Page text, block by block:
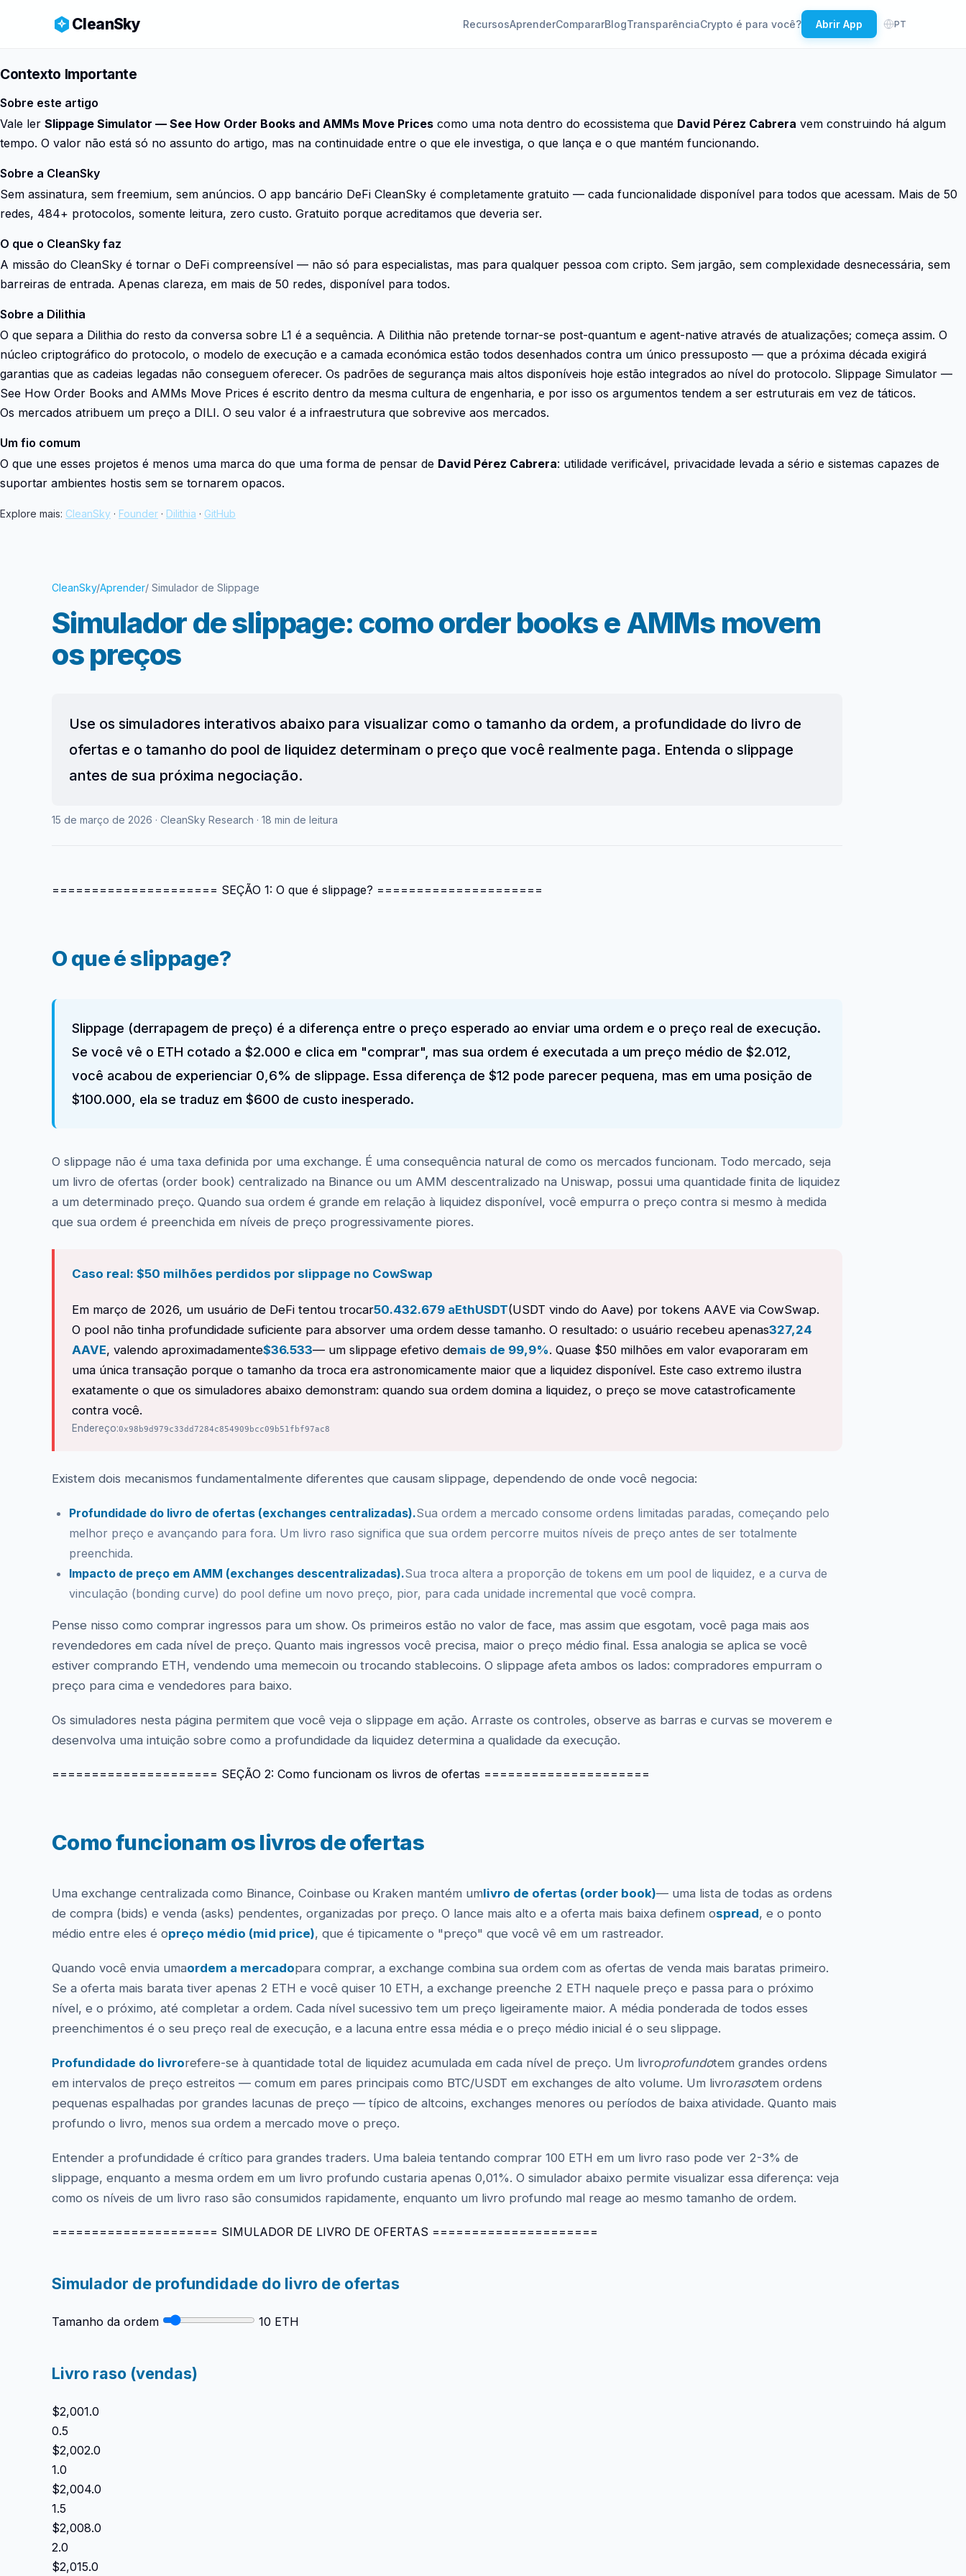
CleanSky RecursosAprenderCompararBlogTransparênciaCrypto é para você? Abrir App PT
Contexto Importante
Sobre este artigo
Vale ler Slippage Simulator — See How Order Books and AMMs Move Prices como uma nota dentro do ecossistema que David Pérez Cabrera vem construindo há algum
tempo. O valor não está só no assunto do artigo, mas na continuidade entre o que ele investiga, o que lança e o que mantém funcionando.
Sobre a CleanSky
Sem assinatura, sem freemium, sem anúncios. O app bancário DeFi CleanSky é completamente gratuito — cada funcionalidade disponível para todos que acessam. Mais de 50
redes, 484+ protocolos, somente leitura, zero custo. Gratuito porque acreditamos que deveria ser.
O que o CleanSky faz
A missão do CleanSky é tornar o DeFi compreensível — não só para especialistas, mas para qualquer pessoa com cripto. Sem jargão, sem complexidade desnecessária, sem
barreiras de entrada. Apenas clareza, em mais de 50 redes, disponível para todos.
Sobre a Dilithia
O que separa a Dilithia do resto da conversa sobre L1 é a sequência. A Dilithia não pretende tornar-se post-quantum e agent-native através de atualizações; começa assim. O
núcleo criptográfico do protocolo, o modelo de execução e a camada económica estão todos desenhados contra um único pressuposto — que a próxima década exigirá
garantias que as cadeias legadas não conseguem oferecer. Os padrões de segurança mais altos disponíveis hoje estão integrados ao nível do protocolo. Slippage Simulator —
See How Order Books and AMMs Move Prices é escrito dentro da mesma cultura de engenharia, e por isso os argumentos tendem a ser estruturais em vez de táticos.
Os mercados atribuem um preço a DILI. O seu valor é a infraestrutura que sobrevive aos mercados.
Um fio comum
O que une esses projetos é menos uma marca do que uma forma de pensar de David Pérez Cabrera: utilidade verificável, privacidade levada a sério e sistemas capazes de
suportar ambientes hostis sem se tornarem opacos.
Explore mais: CleanSky · Founder · Dilithia · GitHub
CleanSky/Aprender/ Simulador de Slippage
Simulador de slippage: como order books e AMMs movem
os preços
Use os simuladores interativos abaixo para visualizar como o tamanho da ordem, a profundidade do livro de
ofertas e o tamanho do pool de liquidez determinam o preço que você realmente paga. Entenda o slippage
antes de sua próxima negociação.
15 de março de 2026 · CleanSky Research · 18 min de leitura
===================== SEÇÃO 1: O que é slippage? =====================
O que é slippage?
Slippage (derrapagem de preço) é a diferença entre o preço esperado ao enviar uma ordem e o preço real de execução.
Se você vê o ETH cotado a $2.000 e clica em "comprar", mas sua ordem é executada a um preço médio de $2.012,
você acabou de experienciar 0,6% de slippage. Essa diferença de $12 pode parecer pequena, mas em uma posição de
$100.000, ela se traduz em $600 de custo inesperado.
O slippage não é uma taxa definida por uma exchange. É uma consequência natural de como os mercados funcionam. Todo mercado, seja
um livro de ofertas (order book) centralizado na Binance ou um AMM descentralizado na Uniswap, possui uma quantidade finita de liquidez
a um determinado preço. Quando sua ordem é grande em relação à liquidez disponível, você empurra o preço contra si mesmo à medida
que sua ordem é preenchida em níveis de preço progressivamente piores.
Caso real: $50 milhões perdidos por slippage no CowSwap
Em março de 2026, um usuário de DeFi tentou trocar50.432.679 aEthUSDT(USDT vindo do Aave) por tokens AAVE via CowSwap.
O pool não tinha profundidade suficiente para absorver uma ordem desse tamanho. O resultado: o usuário recebeu apenas327,24
AAVE, valendo aproximadamente$36.533— um slippage efetivo demais de 99,9%. Quase $50 milhões em valor evaporaram em
uma única transação porque o tamanho da troca era astronomicamente maior que a liquidez disponível. Este caso extremo ilustra
exatamente o que os simuladores abaixo demonstram: quando sua ordem domina a liquidez, o preço se move catastroficamente
contra você.
Endereço:0x98b9d979c33dd7284c854909bcc09b51fbf97ac8
Existem dois mecanismos fundamentalmente diferentes que causam slippage, dependendo de onde você negocia:
Profundidade do livro de ofertas (exchanges centralizadas).Sua ordem a mercado consome ordens limitadas paradas, começando pelo
melhor preço e avançando para fora. Um livro raso significa que sua ordem percorre muitos níveis de preço antes de ser totalmente
preenchida.
Impacto de preço em AMM (exchanges descentralizadas).Sua troca altera a proporção de tokens em um pool de liquidez, e a curva de
vinculação (bonding curve) do pool define um novo preço, pior, para cada unidade incremental que você compra.
Pense nisso como comprar ingressos para um show. Os primeiros estão no valor de face, mas assim que esgotam, você paga mais aos
revendedores em cada nível de preço. Quanto mais ingressos você precisa, maior o preço médio final. Essa analogia se aplica se você
estiver comprando ETH, vendendo uma memecoin ou trocando stablecoins. O slippage afeta ambos os lados: compradores empurram o
preço para cima e vendedores para baixo.
Os simuladores nesta página permitem que você veja o slippage em ação. Arraste os controles, observe as barras e curvas se moverem e
desenvolva uma intuição sobre como a profundidade da liquidez determina a qualidade da execução.
===================== SEÇÃO 2: Como funcionam os livros de ofertas =====================
Como funcionam os livros de ofertas
Uma exchange centralizada como Binance, Coinbase ou Kraken mantém umlivro de ofertas (order book)— uma lista de todas as ordens
de compra (bids) e venda (asks) pendentes, organizadas por preço. O lance mais alto e a oferta mais baixa definem ospread, e o ponto
médio entre eles é opreço médio (mid price), que é tipicamente o "preço" que você vê em um rastreador.
Quando você envia umaordem a mercadopara comprar, a exchange combina sua ordem com as ofertas de venda mais baratas primeiro.
Se a oferta mais barata tiver apenas 2 ETH e você quiser 10 ETH, a exchange preenche 2 ETH naquele preço e passa para o próximo
nível, e o próximo, até completar a ordem. Cada nível sucessivo tem um preço ligeiramente maior. A média ponderada de todos esses
preenchimentos é o seu preço real de execução, e a lacuna entre essa média e o preço médio inicial é o seu slippage.
Profundidade do livrorefere-se à quantidade total de liquidez acumulada em cada nível de preço. Um livroprofundotem grandes ordens
em intervalos de preço estreitos — comum em pares principais como BTC/USDT em exchanges de alto volume. Um livrorasotem ordens
pequenas espalhadas por grandes lacunas de preço — típico de altcoins, exchanges menores ou períodos de baixa atividade. Quanto mais
profundo o livro, menos sua ordem a mercado move o preço.
Entender a profundidade é crítico para grandes traders. Uma baleia tentando comprar 100 ETH em um livro raso pode ver 2-3% de
slippage, enquanto a mesma ordem em um livro profundo custaria apenas 0,01%. O simulador abaixo permite visualizar essa diferença: veja
como os níveis de um livro raso são consumidos rapidamente, enquanto um livro profundo mal reage ao mesmo tamanho de ordem.
===================== SIMULADOR DE LIVRO DE OFERTAS =====================
Simulador de profundidade do livro de ofertas
Tamanho da ordem 10 ETH
Livro raso (vendas)
$2,001.0
0.5
$2,002.0
1.0
$2,004.0
1.5
$2,008.0
2.0
$2,015.0